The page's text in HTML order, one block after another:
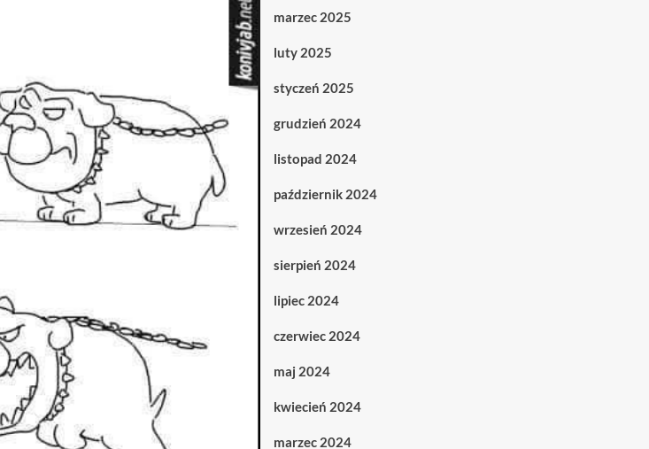
marzec 2025
luty 2025
styczeń 2025
grudzień 2024
listopad 2024
październik 2024
wrzesień 2024
sierpień 2024
lipiec 2024
czerwiec 2024
maj 2024
kwiecień 2024
marzec 2024